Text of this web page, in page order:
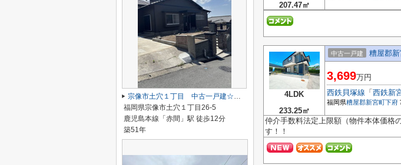
207.47㎡
4LDK
233.25㎡
中古一戸建 糟屋郡
3,699万円
西鉄貝塚線 「 西鉄新
福岡県糟屋郡新宮町下府
仲介手数料法定上限額（物件本体価格
す！！
宗像市土穴１丁目 中古一戸建☆仲介手数料無料☆
福岡県宗像市土穴１丁目26-5
鹿児島本線「赤間」駅 徒歩12分
築51年